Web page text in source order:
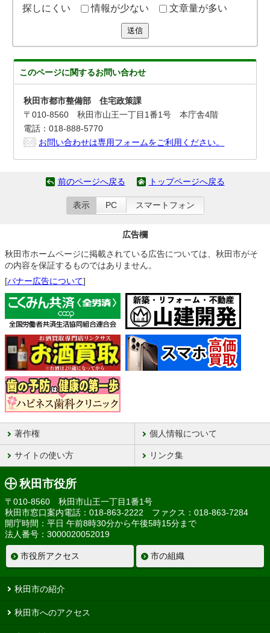
探しにくい
情報が少ない 文章量が多い
送信
このページに関するお問い合わせ
秋田市都市整備部 住宅政策課
〒010-8560 秋田市山王一丁目1番1号 本庁舎4階
電話：018-888-5770
お問い合わせは専用フォームをご利用ください。
前のページへ戻る トップページへ戻る
表示 PC スマートフォン
広告欄
秋田市ホームページに掲載されている広告については、秋田市がそ
の内容を保証するものではありません。
[バナー広告について]
著作権 個人情報について
サイトの使い方 リンク集
秋田市役所
〒010-8560 秋田市山王一丁目1番1号
秋田市窓口案内電話：018-863-2222 ファクス：018-863-7284
開庁時間：平日 午前8時30分から午後5時15分まで
法人番号：3000020052019
市役所アクセス 市の組織
秋田市の紹介
秋田市へのアクセス